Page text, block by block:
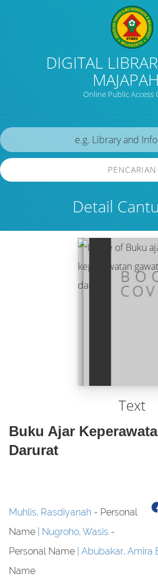
DIGITAL
Online Public Access
Detail
PENCARIAN
Text
Buku Ajar
Darurat
Muhlis, Rasdiyanah - Personal
Name
Nugroho, Wasis -
Personal Name Abubakar, Amira
Name